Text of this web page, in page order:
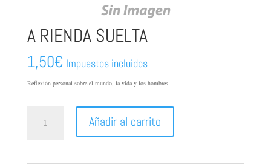
A RIENDA SUELTA
1,50€ Impuestos incluidos
Reflexión personal sobre el mundo, la vida y los hombres.
Añadir al carrito